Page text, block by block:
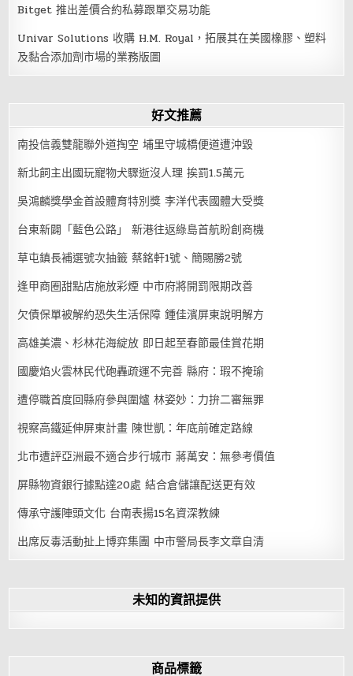
Bitget 推出差價合約私募跟單交易功能
Univar Solutions 收購 H.M. Royal，拓展其在美國橡膠、塑料
及黏合添加劑市場的業務版圖
好文推薦
南投信義雙龍聯外道掏空 埔里守城橋便道遭沖毀
新北飼主出國玩寵物犬驟逝沒人理 挨罰1.5萬元
吳鴻麟獎學金首設體育特別獎 李洋代表國體大受獎
台東新闢「藍色公路」 新港往返綠島首航盼創商機
草屯鎮長補選號次抽籤 蔡銘軒1號、簡賜勝2號
逢甲商圈甜點店施放彩煙 中市府將開罰限期改善
欠債保單被解約恐失生活保障 鍾佳濱屏東說明解方
高雄美濃、杉林花海綻放 即日起至春節最佳賞花期
國慶焰火雲林民代砲轟疏運不完善 縣府：瑕不掩瑜
遭停職首度回縣府參與圍爐 林姿妙：力拚二審無罪
視察高鐵延伸屏東計畫 陳世凱：年底前確定路線
北市遭評亞洲最不適合步行城市 蔣萬安：無參考價值
屏縣物資銀行據點達20處 結合倉儲讓配送更有效
傳承守護陣頭文化 台南表揚15名資深教練
出席反毒活動扯上博弈集團 中市警局長李文章自清
未知的資訊提供
商品標籤